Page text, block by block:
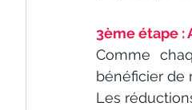
3ème étape :
Comme
bénéficier de
Les